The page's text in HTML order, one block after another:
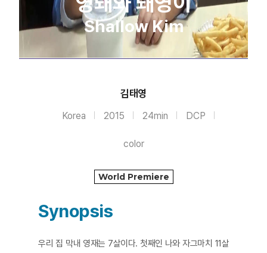
Shallow Kim
김태영
Korea 2015 24min DCP
color
World Premiere
Synopsis
우리 집 막내 영재는 7살이다. 첫째인 나와 자그마치 11살